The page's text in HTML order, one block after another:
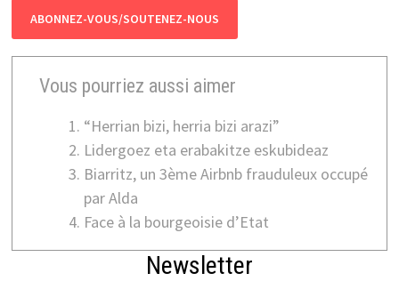
ABONNEZ-VOUS/SOUTENEZ-NOUS
Vous pourriez aussi aimer
“Herrian bizi, herria bizi arazi”
Lidergoez eta erabakitze eskubideaz
Biarritz, un 3ème Airbnb frauduleux occupé
par Alda
Face à la bourgeoisie d’Etat
Newsletter